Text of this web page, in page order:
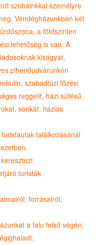
szobáinkkal személyre
Vendégházunkban két
a földszinten
lehetőség is van. A
kiságyat,
pihenőudvarunkon
szabadtüzi főzési
reggelit, házi sütésű
sonkát, házias
találkozásánál
turisták
forrásairól,
a falu felső végén,